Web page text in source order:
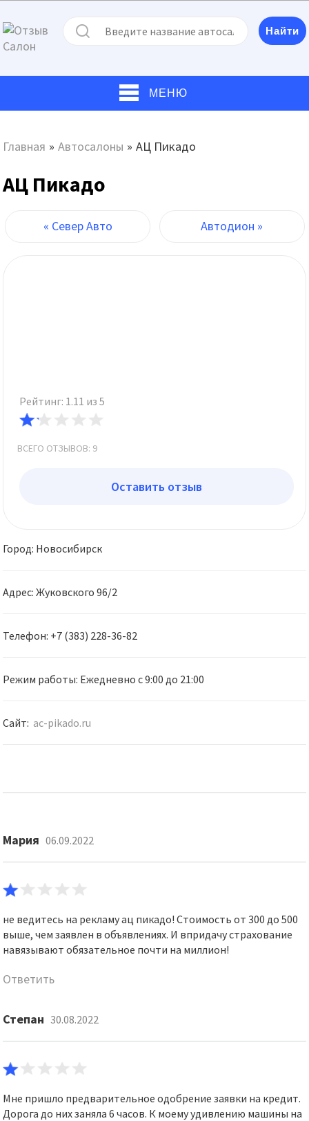
МЕНЮ
Главная » Автосалоны » АЦ Пикадо
АЦ Пикадо
« Север Авто Автодион »
Город: Новосибирск
Адрес: Жуковского 96/2
Телефон: +7 (383) 228-36-82
Режим работы: Ежедневно с 9:00 до 21:00
Сайт: ac-pikado.ru
Рейтинг: 1.11 из 5
ВСЕГО ОТЗЫВОВ: 9
Оставить отзыв
Мария 06.09.2022
не ведитесь на рекламу ац пикадо! Стоимость от 300 до 500
выше, чем заявлен в объявлениях. И впридачу страхование
навязывают обязательное почти на миллион!
Ответить
Степан 30.08.2022
Мне пришло предварительное одобрение заявки на кредит.
Дорога до них заняла 6 часов. К моему удивлению машины на